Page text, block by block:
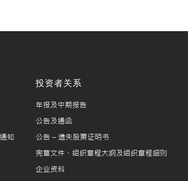
知
投资者关系
年报及中期报告
公告及通函
公告 – 遗失股票证明书
宪章文件、组织章程大纲及组织章程细则
企业资料